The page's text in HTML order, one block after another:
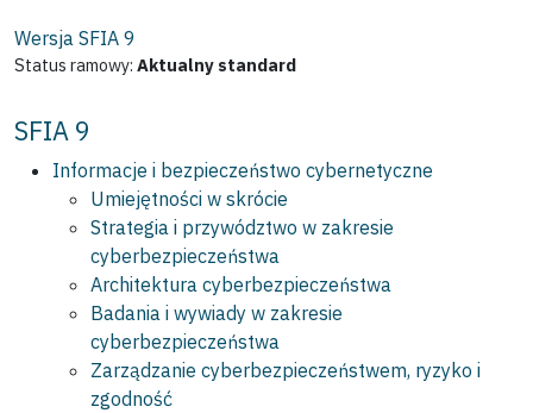
Wersja SFIA 9
Status ramowy: Aktualny standard
SFIA 9
Informacje i bezpieczeństwo cybernetyczne
Umiejętności w skrócie
Strategia i przywództwo w zakresie
cyberbezpieczeństwa
Architektura cyberbezpieczeństwa
Badania i wywiady w zakresie
cyberbezpieczeństwa
Zarządzanie cyberbezpieczeństwem, ryzyko i
zgodność